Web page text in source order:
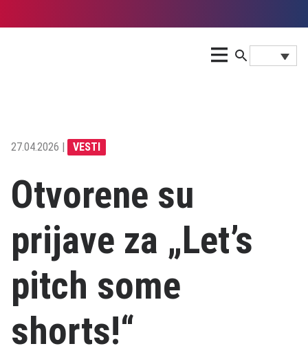
27.04.2026 | VESTI
Otvorene su
prijave za „Let’s
pitch some
shorts!“